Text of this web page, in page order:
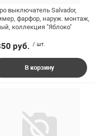
выключатель Salvador,
фарфор, наруж. монтаж,
коллекция "Яблоко"
руб. / шт.
В корзину